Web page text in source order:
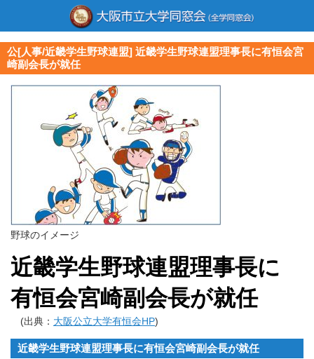
公[人事/近畿学生野球連盟] 近畿学生野球連盟理事長に有恒会宮
崎副会長が就任
野球のイメージ
近畿学生野球連盟理事長に
有恒会宮崎副会長が就任
(出典： 大阪公立大学有恒会HP)
近畿学生野球連盟理事長に有恒会宮崎副会長が就任